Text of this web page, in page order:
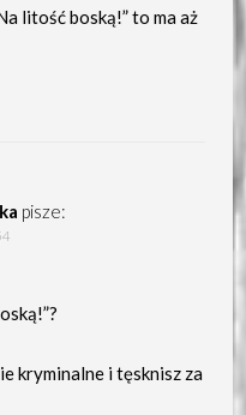
litość boską!” to ma aż
pisze:
kryminalne i tęsknisz za